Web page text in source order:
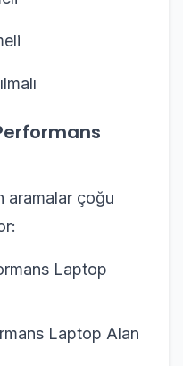
aramalar çoğu
Laptop
Laptop Alan